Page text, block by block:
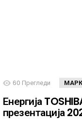
60 Прегледи
Енергија
презентација